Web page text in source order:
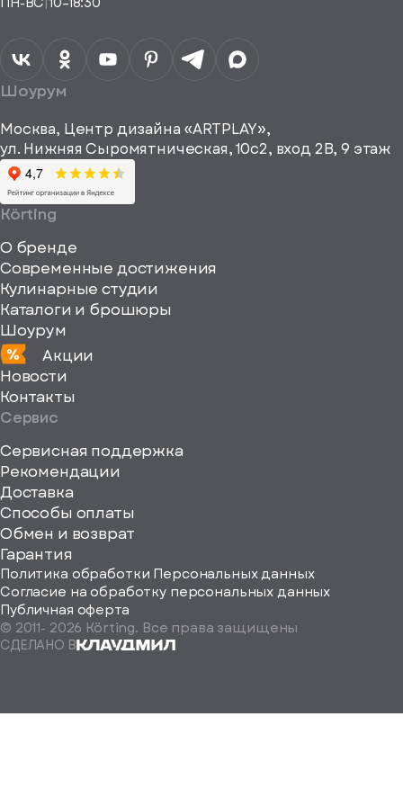
согласие на
данных
Я согласен
рекламные и
информационные
материалы
Телефон*
viewBox="0
0
Шоурум
Москва, Центр дизайна «ARTPLAY»,
ул. Нижняя Сыромятническая, 10с2, вход 2B, 9 этаж
Körting
О бренде
Современные достижения
Кулинарные студии
Каталоги и брошюры
Шоурум
Акции
Новости
Контакты
Сервис
Сервисная поддержка
Рекомендации
Доставка
Способы оплаты
Обмен и возврат
Гарантия
Политика обработки Персональных данных
Согласие на обработку персональных данных
Публичная оферта
© 2011- 2026 Körting. Все права защищены
СДЕЛАНО В
Определить